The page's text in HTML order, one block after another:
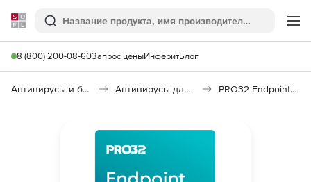
Softline
Поиск
8 (800) 200-08-60Запрос ценыИнферитБлог
Антивирусы и безопасность Антивирусы для организаций PRO32 Endpoint Security Standard